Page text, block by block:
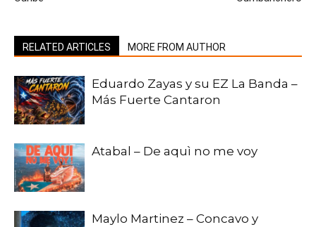
RELATED ARTICLES MORE FROM AUTHOR
Eduardo Zayas y su EZ La Banda –
Más Fuerte Cantaron
Atabal – De aquì no me voy
Maylo Martinez – Concavo y